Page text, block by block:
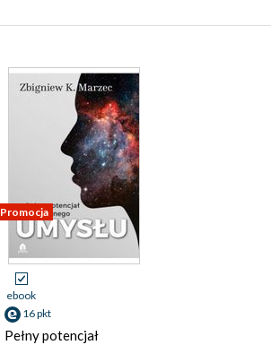
Promocja
ebook
16 pkt
Pełny potencjał